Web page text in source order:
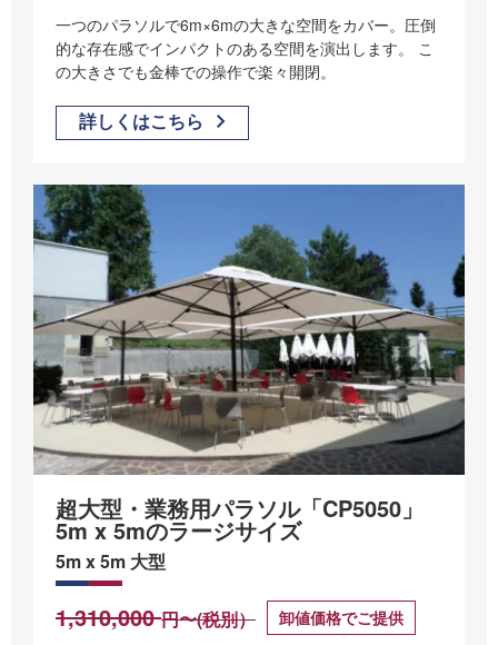
一つのパラソルで6m×6mの大きな空間をカバー。圧倒
的な存在感でインパクトのある空間を演出します。 こ
の大きさでも金棒での操作で楽々開閉。
詳しくはこちら
超大型・業務用パラソル「CP5050」
5m x 5mのラージサイズ
5m x 5m 大型
1,310,000円〜(税別） 卸値価格でご提供